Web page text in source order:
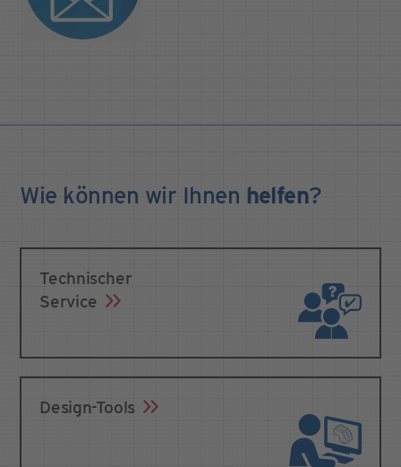
Wie können wir Ihnen helfen?
Technischer
Service
Design-Tools